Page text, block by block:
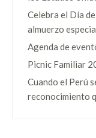
Celebra el Día
almuerzo
Agenda de
Picnic Familiar
Cuando el Perú
reconocimiento